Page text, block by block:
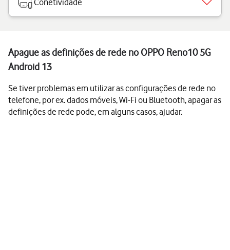
Conetividade
Apague as definições de rede no OPPO Reno10 5G
Android 13
Se tiver problemas em utilizar as configurações de rede no
telefone, por ex. dados móveis, Wi-Fi ou Bluetooth, apagar as
definições de rede pode, em alguns casos, ajudar.